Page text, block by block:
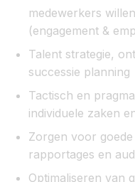
medewerkers
(engagement &
Talent strategie,
successie planning
Tactisch en
individuele zaken
Zorgen voor
rapportages en
Optimaliseren van